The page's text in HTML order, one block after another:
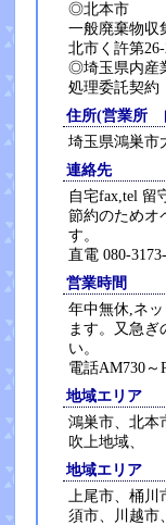
◎北本市
一般廃棄物収
北市く許第
◎埼玉県内産
処理委託契約
住所(営業所
埼玉県鴻巣市
連絡先
自宅fax,tel
節約のため
す。
直電 080-
営業時間
年中無休,ネ
ます。又急ぎ
い。
電話AM730
地域エリア
鴻巣市、北本
吹上地域、
地域エリア
上尾市、桶川
須市、川越市